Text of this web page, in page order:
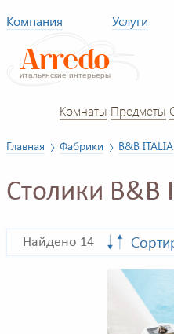
Компания Услуги
Комнаты Предметы
Главная Фабрики B&B ITALIA
Столики B&B
Найдено 14